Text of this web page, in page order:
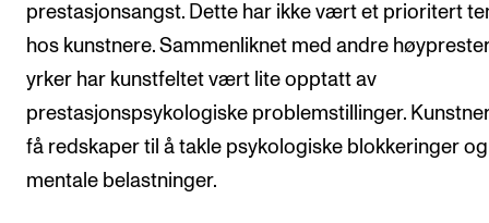
prestasjonsangst. Dette har ikke vært et prioritert
hos kunstnere. Sammenliknet med andre
yrker har kunstfeltet vært lite opptatt av
prestasjonspsykologiske problemstillinger.
få redskaper til å takle psykologiske blokkeringer og
mentale belastninger.